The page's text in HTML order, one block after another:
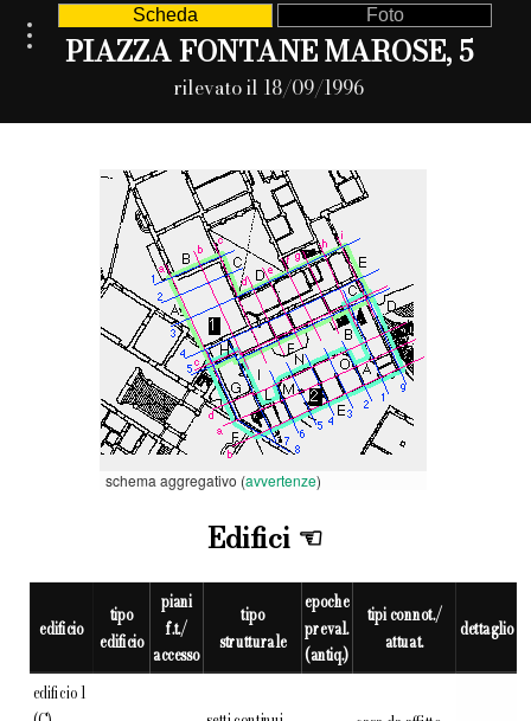
Scheda Foto
PIAZZA FONTANE MAROSE, 5
rilevato il 18/09/1996
schema aggregativo (avvertenze)
Edifici
edificio
tipo
edificio
piani
f.t./
accesso
tipo
strutturale
epoche
preval.
(antiq.)
tipi connot./
attuat.
dettaglio
edificio 1